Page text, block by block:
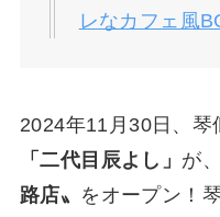
レなカフェ風
2024年11月30日、琴
「二代目辰よし」 が
路店〟 をオープン！